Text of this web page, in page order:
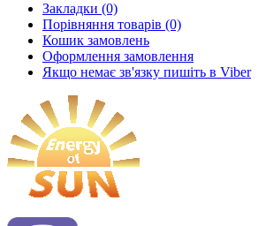
Закладки (0)
Порівняння товарів (0)
Кошик замовлень
Оформлення замовлення
Якщо немає зв'язку пишіть в Viber